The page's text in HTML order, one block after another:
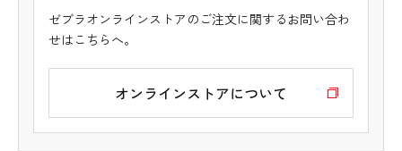
ゼブラオンラインストアのご注文に関するお問い合わ
せはこちらへ。
オンラインストアについて